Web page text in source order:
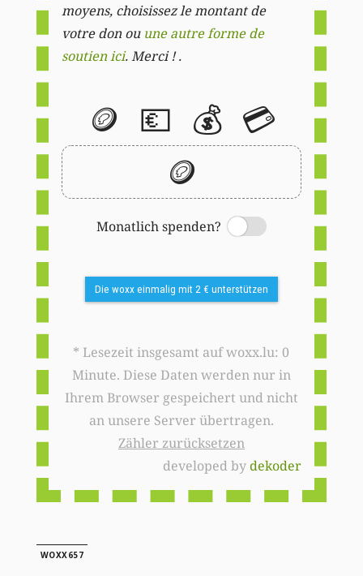
moyens, choisissez le montant de
votre don ou une autre forme de
soutien ici. Merci ! .
🪙 💶 💰 💳
🪙
Monatlich spenden?
Switch
Die woxx einmalig mit 2 € unterstützen
* Lesezeit insgesamt auf woxx.lu: 0
Minute. Diese Daten werden nur in
Ihrem Browser gespeichert und nicht
an unsere Server übertragen.
Zähler zurücksetzen
developed bydekoder
WOXX657